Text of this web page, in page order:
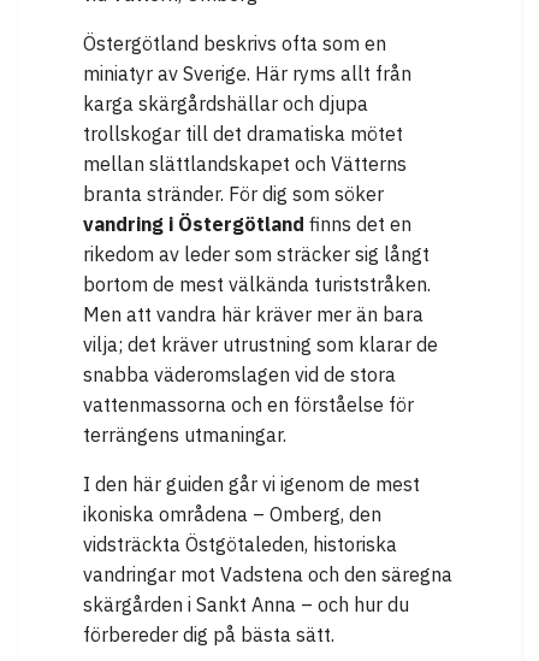
Östergötland beskrivs ofta som en
miniatyr av Sverige. Här ryms allt från
karga skärgårdshällar och djupa
trollskogar till det dramatiska mötet
mellan slättlandskapet och Vätterns
branta stränder. För dig som söker
vandring i Östergötland finns det en
rikedom av leder som sträcker sig långt
bortom de mest välkända turiststråken.
Men att vandra här kräver mer än bara
vilja; det kräver utrustning som klarar de
snabba väderomslagen vid de stora
vattenmassorna och en förståelse för
terrängens utmaningar.
I den här guiden går vi igenom de mest
ikoniska områdena – Omberg, den
vidsträckta Östgötaleden, historiska
vandringar mot Vadstena och den säregna
skärgården i Sankt Anna – och hur du
förbereder dig på bästa sätt.